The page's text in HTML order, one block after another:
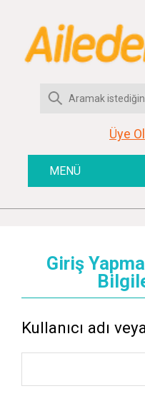
Üye Ol
MENÜ
Giriş
Kullanıcı adı